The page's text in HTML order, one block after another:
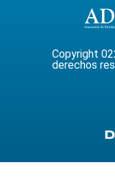
Copyright
derechos